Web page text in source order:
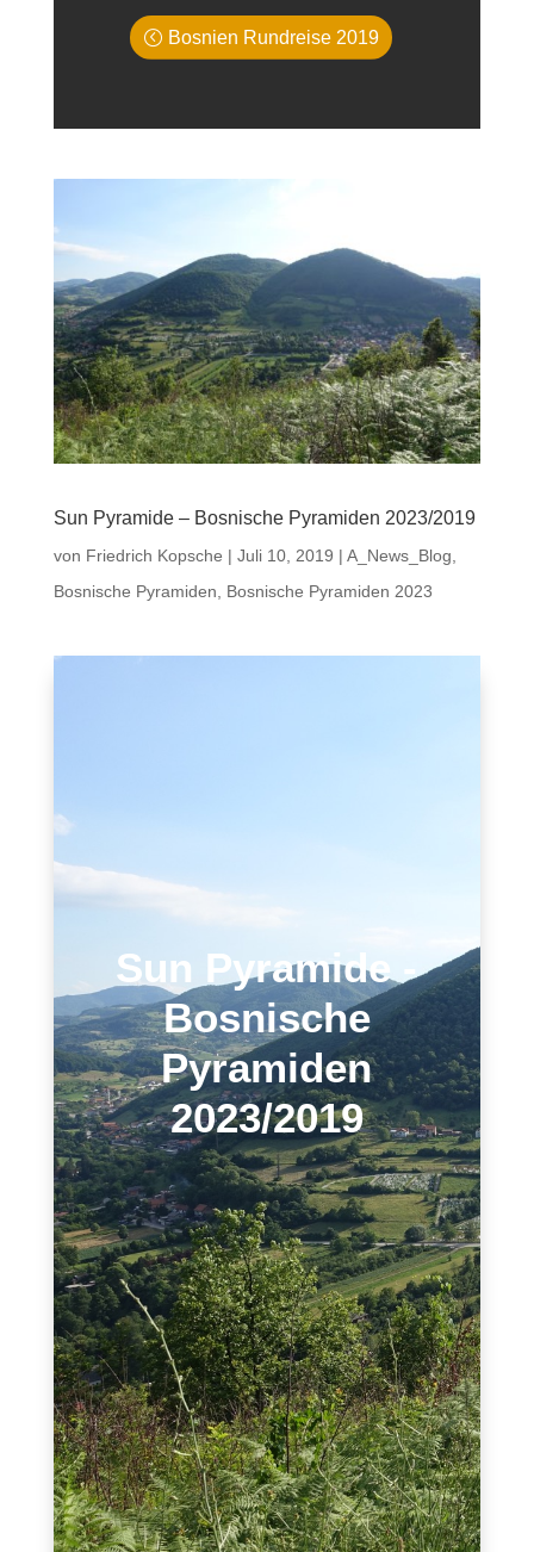
Bosnien Rundreise 2019
Sun Pyramide – Bosnische Pyramiden 2023/2019
von Friedrich Kopsche | Juli 10, 2019 | A_News_Blog
Bosnische Pyramiden
Bosnische Pyramiden 2023
Sun Pyramide -
Bosnische
Pyramiden
2023/2019